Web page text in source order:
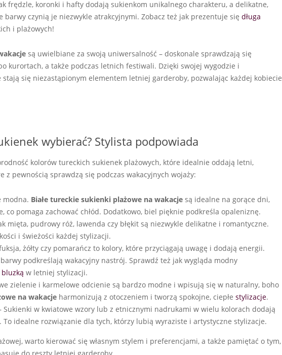
frędzle, koronki i hafty dodają sukienkom unikalnego charakteru, a delikatne,
barwy czynią je niezwykle atrakcyjnymi. Zobacz też jak prezentuje się długa
i plażowych!
są uwielbiane za swoją uniwersalność – doskonale sprawdzają się
kurortach, a także podczas letnich festiwali. Dzięki swojej wygodzie i
się niezastąpionym elementem letniej garderoby, pozwalając każdej kobiecie
wybierać? Stylista podpowiada
kolorów tureckich sukienek plażowych, które idealnie oddają letni,
z pewnością sprawdzą się podczas wakacyjnych wojaży:
modna. Białe tureckie sukienki plażowe na wakacje są idealne na gorące dni,
co pomaga zachować chłód. Dodatkowo, biel pięknie podkreśla opaleniznę.
mięta, pudrowy róż, lawenda czy błękit są niezwykle delikatne i romantyczne.
i świeżości każdej stylizacji.
żółty czy pomarańcz to kolory, które przyciągają uwagę i dodają energii.
podkreślają wakacyjny nastrój. Sprawdź też jak wygląda modny
w letniej stylizacji.
zielenie i karmelowe odcienie są bardzo modne i wpisują się w naturalny, boho
na wakacje harmonizują z otoczeniem i tworzą spokojne, ciepłe stylizacje.
Sukienki w kwiatowe wzory lub z etnicznymi nadrukami w wielu kolorach dodają
idealne rozwiązanie dla tych, którzy lubią wyraziste i artystyczne stylizacje.
warto kierować się własnym stylem i preferencjami, a także pamiętać o tym,
do reszty letniej garderoby.